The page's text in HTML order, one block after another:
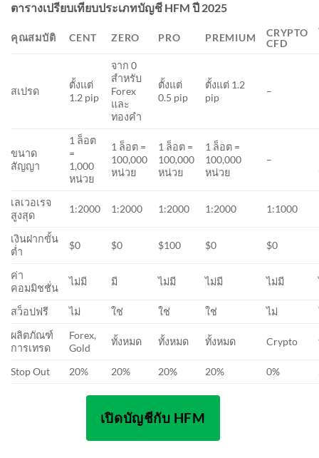
ตารางเปรียบเทียบประเภทบัญชี HFM ปี 2025
คุณสมบัติ CENT ZERO PRO PREMIUM
CRYPTO
CFD
สเปรด
ตั้งแต่
1.2 pip
จาก 0
สำหรับ
Forex
และ
ทองคำ
ตั้งแต่
0.5 pip
ตั้งแต่ 1.2
pip
–
ขนาด
สัญญา
1 ล็อต
=
1,000
หน่วย
1 ล็อต =
100,000
หน่วย
1 ล็อต =
100,000
หน่วย
1 ล็อต =
100,000
หน่วย
–
เลเวอเรจ
สูงสุด
1:2000 1:2000 1:2000 1:2000 1:1000
เงินฝากขั้น
ต่ำ
$0 $0 $100 $0 $0
ค่า
คอมมิชชั่น
ไม่มี มี ไม่มี ไม่มี ไม่มี
สว็อปฟรี ไม่ ใช่ ใช่ ใช่ ไม่
ผลิตภัณฑ์
การเทรด
Forex,
Gold
ทั้งหมด ทั้งหมด ทั้งหมด Crypto
Stop Out 20% 20% 20% 20% 0%
เปิดบัญชีกับ HFM